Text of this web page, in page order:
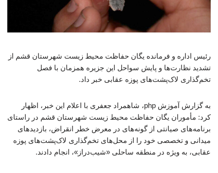
رئیس اداره و فرمانده یگان حفاظت محیط زیست شهرستان قشم از
تشدید نظارت‌ها و پایش سواحل این جزیره همزمان با فصل
تخم‌گذاری لاک‌پشت‌های پوزه عقابی خبر داد.
به گزارش آموزش php، شاهمراد جعفری با اعلام این خبر، اظهار
کرد: مأموران یگان حفاظت محیط زیست شهرستان قشم در راستای
برنامه‌های صیانتی از گونه‌های در معرض خطر انقراض، بازدیدهای
میدانی و تخصصی خود را از محل‌های تخم‌گذاری لاک‌پشت‌های پوزه
عقابی، به‌ ویژه در منطقه ساحلی «شیب‌دراز»، انجام دادند.